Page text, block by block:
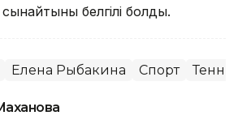
белгілі болды.
Елена Рыбакина Спорт